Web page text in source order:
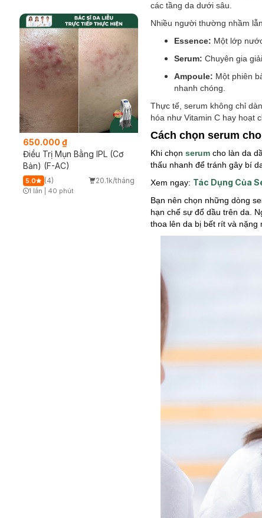
650.000 ₫
Điều Trị Mụn Bằng IPL (Cơ
Bản) (F-AC)
5.0 (4) 20.1k/tháng
Timer Gray Icon
1 lần 40 phút
các tầng da dưới sâu.
Nhiều người thường nhầm
Essence: Một lớp
Serum: Chuyên gia
Ampoule: Một phiên
nhanh chóng.
Thực tế, serum không chỉ
hóa như Vitamin C hay hoạt
Cách chọn serum
Khi chọnserum cho làn da
thấu nhanh để tránh gây bí
Xem ngay: Tác Dụng Của
Bạn nên chọn những dòng
hạn chế sự đổ dầu trên da.
thoa lên da bị bết rít và nặng